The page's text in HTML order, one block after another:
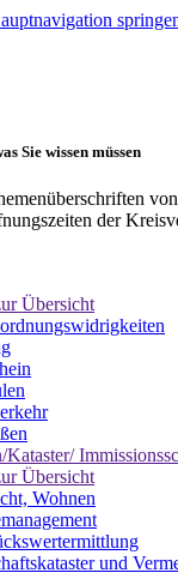
Sie wissen müssen
der
Übersicht
Kataster/
Übersicht
Wohnen
und